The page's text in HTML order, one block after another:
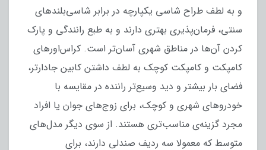
و به لطف طراح شاسی یکپارچه در برابر شاسی‌بلندهای
سنتی، فرمان‌پذیری بهتری دارند و به طبع رانندگی و پارک
کردن آن‌ها در مناطق شهری آسان‌تر است. کراس‌اورهای
کامپکت و کامپکت کوچک به لطف داشتن کابین جادارتر،
فضای بار بیشتر و دید وسیع‌تر راننده در مقایسه با
خودروهای شهری و کوچک، برای زوج‌های جوان یا افراد
مجرد گزینه‌ی مناسب‌تری هستند. از سوی دیگر مدل‌های
متوسط که معمولا سه ردیف صندلی دارند، برای